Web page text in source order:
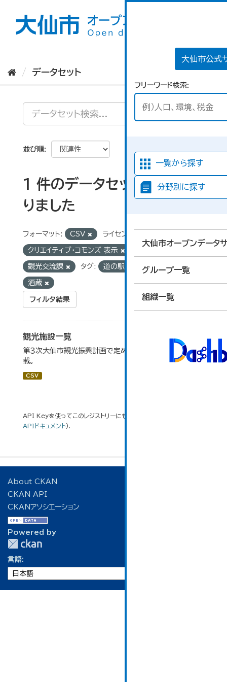
大仙市公式
フリーワード検索
一覧から探す
分野別に探す
大仙市オープンデータ
グループ一覧
組織一覧
データセット
並び順
1 件のデータセットが見つか
りました
フォーマット: CSV ライセンス:
クリエイティブ・コモンズ 表示
観光交流課 タグ: 道の駅 スキー場
酒蔵
フィルタ結果
観光施設一覧
第３次大仙市観光振興計画で定めた、主要観光施設を掲
載。
CSV
API Keyを使ってこのレジストリーにもアクセス可能です
APIドキュメント).
About CKAN
CKAN API
CKANアソシエーション
Powered by
言語